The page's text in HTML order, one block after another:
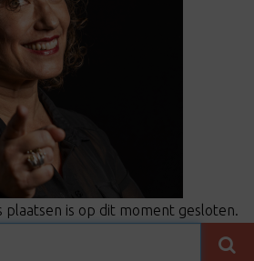
plaatsen is op dit moment gesloten.